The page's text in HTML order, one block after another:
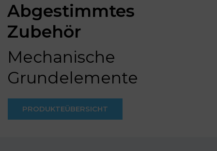
Abgestimmtes
Zubehör
Mechanische
Grundelemente
PRODUKTEÜBERSICHT